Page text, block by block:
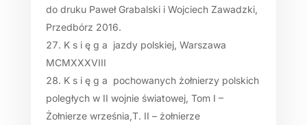
do druku Paweł Grabalski i Wojciech Zawadzki,
Przedbórz 2016.
K s i ę g a jazdy polskiej, Warszawa
MCMXXXVIII
K s i ę g a pochowanych żołnierzy polskich
poległych w II wojnie światowej, Tom I –
Żołnierze września,T. II – żołnierze